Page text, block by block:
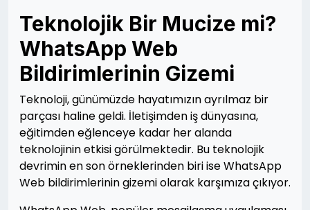
Teknolojik Bir Mucize mi?
WhatsApp Web
Bildirimlerinin Gizemi
Teknoloji, günümüzde hayatımızın ayrılmaz bir
parçası haline geldi. İletişimden iş dünyasına,
eğitimden eğlenceye kadar her alanda
teknolojinin etkisi görülmektedir. Bu teknolojik
devrimin en son örneklerinden biri ise WhatsApp
Web bildirimlerinin gizemi olarak karşımıza çıkıyor.